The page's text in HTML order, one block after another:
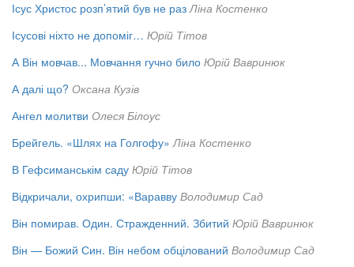
Ісус Христос розп’ятий був не раз Ліна Костенко
Ісусові ніхто не допоміг… Юрій Тітов
А Він мовчав... Мовчання гучно било Юрій Вавринюк
А далі що? Оксана Кузів
Ангел молитви Олеся Білоус
Брейгель. «Шлях на Голгофу» Ліна Костенко
В Гефсиманськім саду Юрій Тітов
Відкричали, охрипши: «Варавву Володимир Сад
Він помирав. Один. Стражденний. Збитий Юрій Вавринюк
Він — Божий Син. Він небом обцілований Володимир Сад